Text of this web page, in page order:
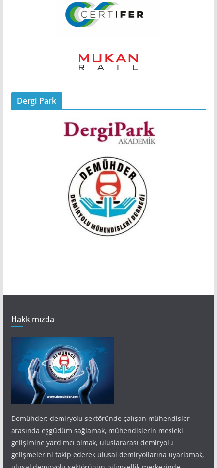
Dergi Park
Hakkımızda
Demühder; demiryolu sektöründe çalışan mühendisler
arasında eşgüdüm sağlamak, mühendislerin mesleki
gelişimine yardımcı olmak, uluslararası demiryolu
gelişmelerini takip ederek ulusal demiryollarına uyarlamak,